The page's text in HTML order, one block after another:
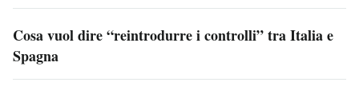
Cosa vuol dire “reintrodurre i controlli” tra Italia e
Spagna